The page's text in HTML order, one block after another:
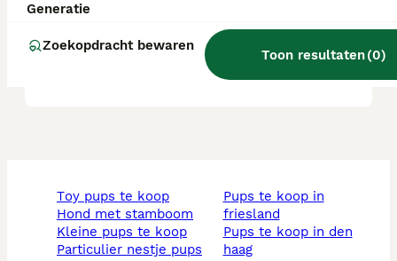
Generatie
Zoekopdracht bewaren
Toon resultaten(0)
Wat is een Malshi?
toy pups te koop
hond met stamboom
kleine pups te koop
particulier nestje pups
pups te koop in
friesland
pups te koop in den
haag